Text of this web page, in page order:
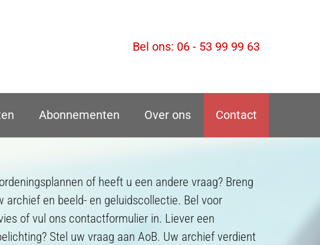
Bel ons: 06 - 53 99 99 63
Abonnementen Over ons Contact
of heeft u een andere vraag? Breng
archief en beeld- en geluidscollectie. Bel voor
of vul ons contactformulier in. Liever een
Stel uw vraag aan AoB. Uw archief verdient